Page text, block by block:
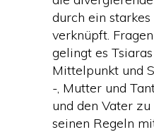
durch ein
verknüpft.
gelingt es
Mittelpunkt und
-, Mutter und
und den Vater
seinen Regeln